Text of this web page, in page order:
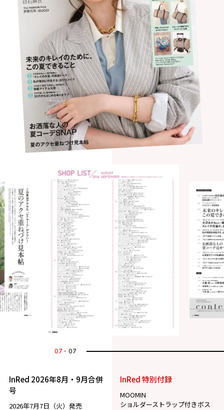
01 07
InRed 2026年8月・9月合併
号
2026年7月7日（火）発売
InRed 特別付録
MOOMIN
ショルダーストラップ付きボス